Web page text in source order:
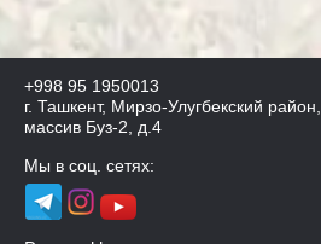
+998 95 1950013
г. Ташкент, Мирзо-Улугбекский район,
массив Буз-2, д.4
Мы в соц. сетях: